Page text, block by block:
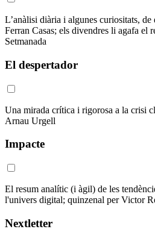
L’anàlisi diària i algunes curiositats,
Ferran Casas; els divendres li agafa el
Setmanada
El despertador
Una mirada crítica i rigorosa a la crisi
Arnau Urgell
Impacte
El resum analític (i àgil) de les
l'univers digital; quinzenal per Victor
Nextletter